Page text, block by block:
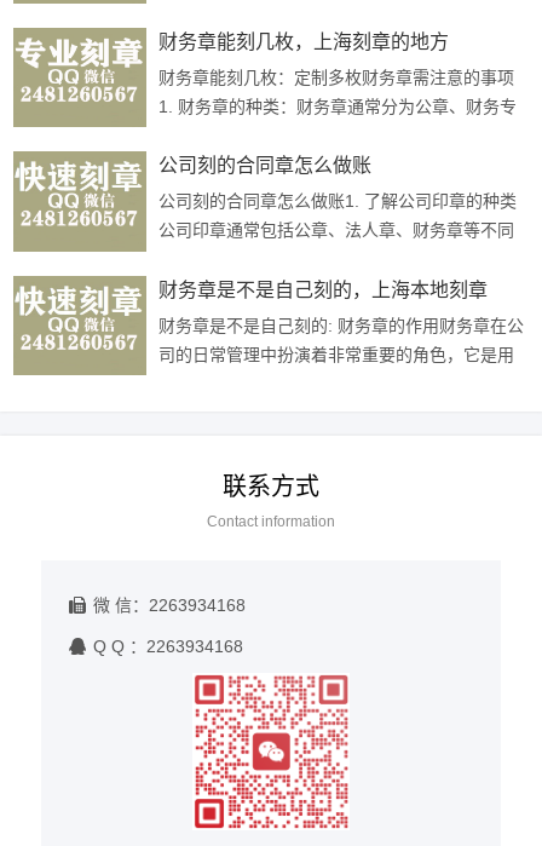
本，经营者以个人名义从事工商业活动。···
财务章能刻几枚，上海刻章的地方
财务章能刻几枚：定制多枚财务章需注意的事项
1. 财务章的种类：财务章通常分为公章、财务专
同，需要根据实际需要选择。2. 定制···
公司刻的合同章怎么做账
公司刻的合同章怎么做账1. 了解公司印章的种类
公司印章通常包括公章、法人章、财务章等不同
相关法规确定使用哪种印章。2. 规范···
财务章是不是自己刻的，上海本地刻章
财务章是不是自己刻的: 财务章的作用财务章在公
司的日常管理中扮演着非常重要的角色，它是用
联系方式
Contact information
微 信：2263934168
Q Q ：2263934168